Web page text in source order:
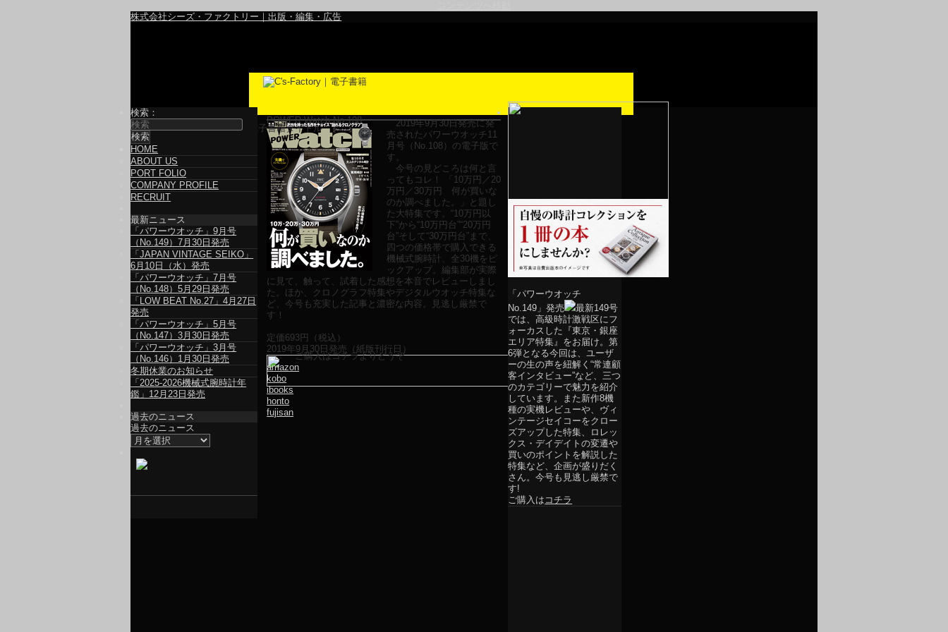
株式会社シーズ・ファクトリー｜出版・編集・広告
電子書籍タイトル
POWER Watch No.108
2019年9月30日発売に発
売されたパワーウオッチ11
月号（No.108）の電子版で
す。
今号の見どころは何と言
ってもコレ！ 「10万円／20
万円／30万円 何が買いな
のか調べました。」と題し
た大特集です。“10万円以
下”から“10万円台”“20万円
台”そして“30万円台”まで、
四つの価格帯で購入できる
機械式腕時計、全30機をピ
ックアップ。編集部が実際
に見て、触って、試着した感想を本音でレビューしまし
た。ほか、クロノグラフ特集やデジタルウオッチ特集な
ど、今号も充実した記事と濃密な内容。見逃し厳禁で
す！
定価693円（税込）
2019年9月30日発売（紙版刊行日）
ご購入はコチラよりどうぞ
amazon
kobo
ibooks
honto
fujisan
「パワーウオッチ
No.149」発売
最新149号
では、高級時計激戦区にフ
ォーカスした『東京・銀座
エリア特集』をお届け。第
6弾となる今回は、ユーザ
ーの生の声を紐解く“常連顧
客インタビュー”など、三つ
のカテゴリーで魅力を紹介
しています。また新作8機
種の実機レビューや、ヴィ
ンテージセイコーをクロー
ズアップした特集、ロレッ
クス・デイデイトの変遷や
買いのポイントを解説した
特集など、企画が盛りだく
さん。今号も見逃し厳禁で
す!
ご購入は コチラ
検索：
HOME
ABOUT US
PORT FOLIO
COMPANY PROFILE
RECRUIT
最新ニュース
「パワーウオッチ」9月号
（No.149）7月30日発売
「JAPAN VINTAGE SEIKO」
6月10日（水）発売
「パワーウオッチ」7月号
（No.148）5月29日発売
「LOW BEAT No.27」4月27日
発売
「パワーウオッチ」5月号
（No.147）3月30日発売
「パワーウオッチ」3月号
（No.146）1月30日発売
冬期休業のお知らせ
「2025-2026機械式腕時計年
鑑」12月23日発売
過去のニュース
過去のニュース